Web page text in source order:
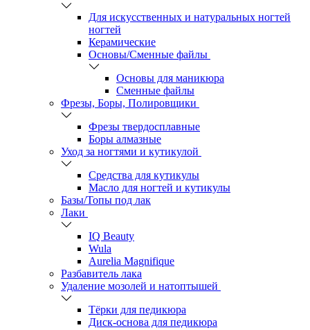
Для искусственных и натуральных ногтей
ногтей
Керамические
Основы/Сменные файлы
Основы для маникюра
Сменные файлы
Фрезы, Боры, Полировщики
Фрезы твердосплавные
Боры алмазные
Уход за ногтями и кутикулой
Средства для кутикулы
Масло для ногтей и кутикулы
Базы/Топы под лак
Лаки
IQ Beauty
Wula
Aurelia Magnifique
Разбавитель лака
Удаление мозолей и натоптышей
Тёрки для педикюра
Диск-основа для педикюра